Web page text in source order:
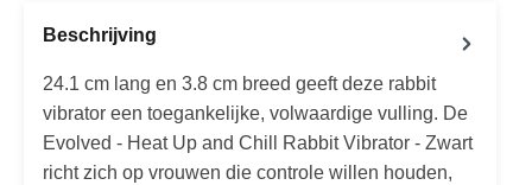
Beschrijving
24.1 cm lang en 3.8 cm breed geeft deze rabbit
vibrator een toegankelijke, volwaardige vulling. De
Evolved - Heat Up and Chill Rabbit Vibrator - Zwart
richt zich op vrouwen die controle willen houden,